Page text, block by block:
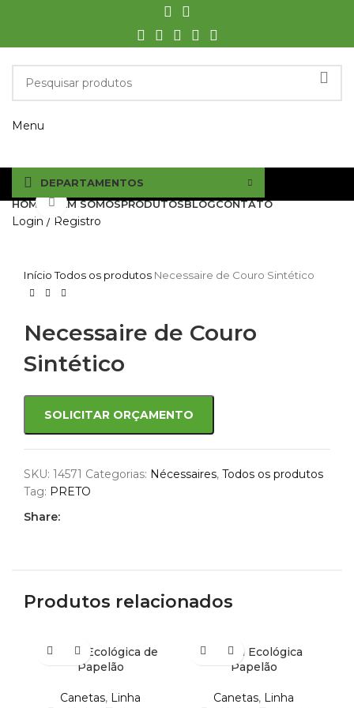
Menu
DEPARTAMENTOS
HOME
QUEM SOMOSPRODUTOSBLOGCONTATO
Login / Registro
Click to enlarge
InícioTodos os produtos Necessaire de Couro Sintético
Necessaire de Couro
Sintético
SOLICITAR ORÇAMENTO
SKU: 14571 Categorias: Nécessaires, Todos os produtos
Tag: PRETO
Share:
Produtos relacionados
Caneta Ecológica de
Papelão
Canetas, Linha
Caneta Ecológica
Papelão
Canetas, Linha